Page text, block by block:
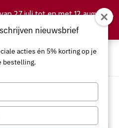
nieuwsbrief
acties én 5% korting op je
bestelling.
27 juli tot en met 12 augustus.